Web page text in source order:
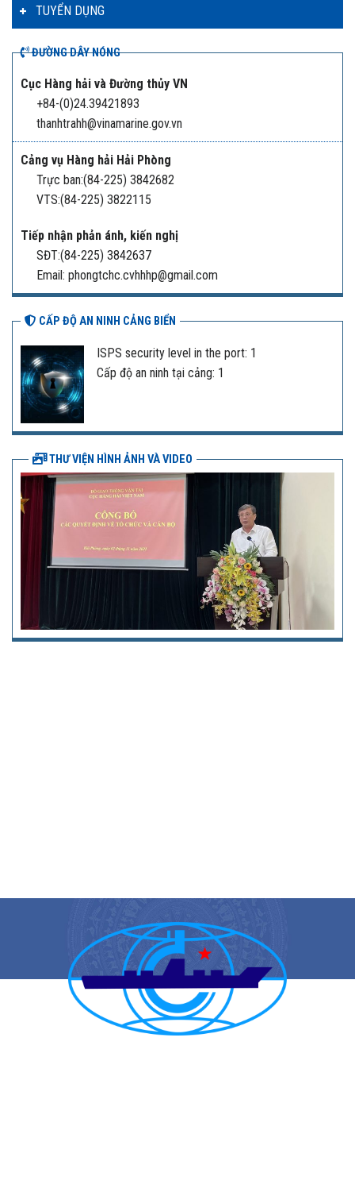
TUYỂN DỤNG
ĐƯỜNG DÂY NÓNG
Cục Hàng hải và Đường thủy VN
+84-(0)24.39421893
thanhtrahh@vinamarine.gov.vn
Cảng vụ Hàng hải Hải Phòng
Trực ban:(84-225) 3842682
VTS:(84-225) 3822115
Tiếp nhận phản ánh, kiến nghị
SĐT:(84-225) 3842637
Email: phongtchc.cvhhhp@gmail.com
CẤP ĐỘ AN NINH CẢNG BIỂN
ISPS security level in the port: 1
Cấp độ an ninh tại cảng: 1
THƯ VIỆN HÌNH ẢNH VÀ VIDEO